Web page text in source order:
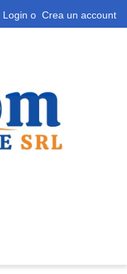
Login o Crea un account